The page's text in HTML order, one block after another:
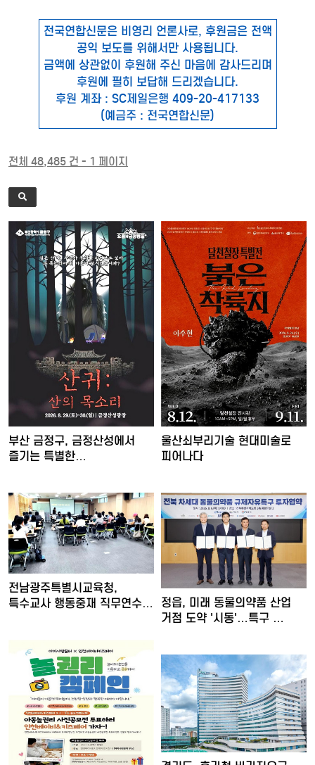
전국연합신문은 비영리 언론사로, 후원금은 전액
공익 보도를 위해서만 사용됩니다.
금액에 상관없이 후원해 주신 마음에 감사드리며
후원에 필히 보답해 드리겠습니다.
후원 계좌 : SC제일은행 409-20-417133
(예금주 : 전국연합신문)
전체 48,485 건 - 1 페이지
부산 금정구, 금정산성에서
즐기는 특별한
울산쇠부리기술 현대미술로
피어나다
정읍, 미래 동물의약품 산업
거점 도약 '시동'…특구 …
전남광주특별시교육청,
특수교사 행동중재 직무연수